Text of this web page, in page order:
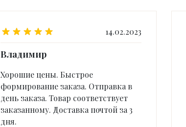
14.02.2023
Владимир
Хорошие цены. Быстрое
формирование заказа. Отправка в
день заказа. Товар соответствует
заказанному. Доставка почтой за 3
дня.